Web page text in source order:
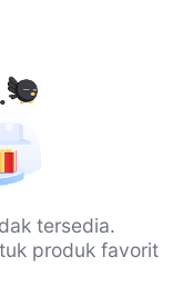
tersedia.
produk favorit